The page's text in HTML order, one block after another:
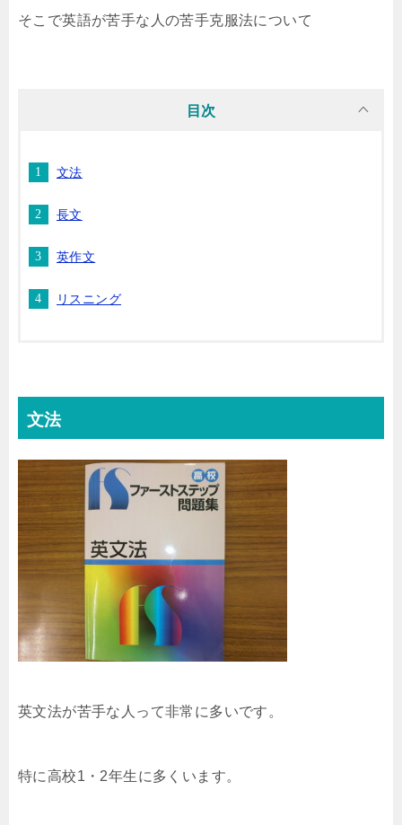
そこで英語が苦手な人の苦手克服法について
目次
文法
長文
英作文
リスニング
文法
英文法が苦手な人って非常に多いです。
特に高校1・2年生に多くいます。